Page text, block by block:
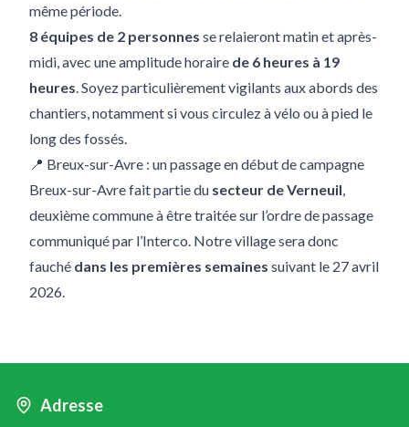
même période.
8 équipes de 2 personnes se relaieront matin et après-
midi, avec une amplitude horaire de 6 heures à 19
heures. Soyez particulièrement vigilants aux abords des
chantiers, notamment si vous circulez à vélo ou à pied le
long des fossés.
📍 Breux-sur-Avre : un passage en début de campagne
Breux-sur-Avre fait partie du secteur de Verneuil,
deuxième commune à être traitée sur l’ordre de passage
communiqué par l’Interco. Notre village sera donc
fauché dans les premières semaines suivant le 27 avril
2026.
Adresse